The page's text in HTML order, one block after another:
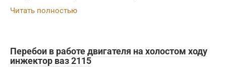
Читать полностью
Перебои в работе двигателя на холостом ходу
инжектор ваз 2115